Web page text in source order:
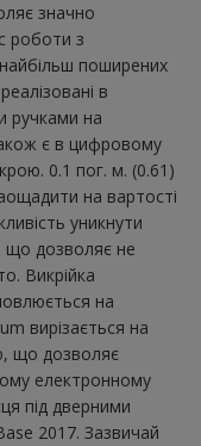
значно
роботи з
поширених
в
ручками на
є в цифровому
0.1 пог. м. (0.61)
на вартості
уникнути
що дозволяє не
Викрійка
на
вирізається на
що дозволяє
електронному
під дверними
2017. Зазвичай